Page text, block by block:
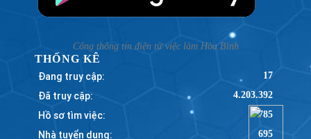
Cổng thông tin điện tử việc làm Hòa Bình
THỐNG KÊ
Đang truy cập: 17
Đã truy cập: 4.203.392
Hồ sơ tìm việc: 785
Nhà tuyển dụng: 695